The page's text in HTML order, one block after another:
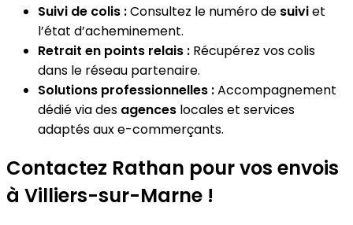
Suivi de colis :Consultez le numéro de suiviet
l’état d’acheminement.
Retrait en points relais : Récupérez vos colis
dans le réseau partenaire.
Solutions professionnelles :Accompagnement
dédié via des agences locales et services
adaptés aux e-commerçants.
Contactez Rathan pour vos envois
à Villiers-sur-Marne !